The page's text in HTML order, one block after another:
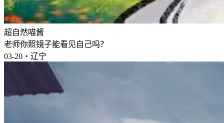
超自然喵酱
老师你照镜子能看见自己吗？
03-20・辽宁